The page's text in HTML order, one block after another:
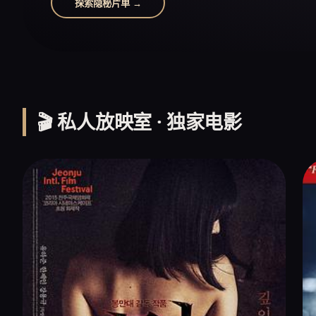
探索隐秘片单 →
🎬 私人放映室 · 独家电影